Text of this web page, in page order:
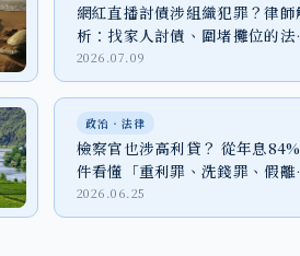
網紅直播討債涉組織犯罪？律師
析：找家人討債、圍堵攤位的法
代價
2026.07.09
政治‧法律
檢察官也涉高利貸？ 從年息
件看懂「重利罪、洗錢罪、假離
婚」法律風險
2026.06.25